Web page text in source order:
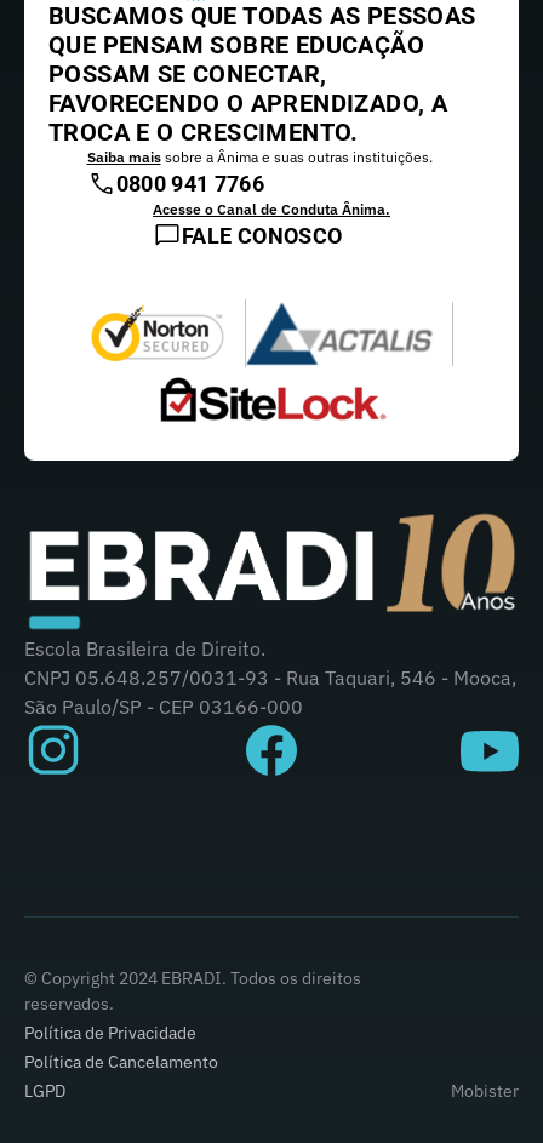
BUSCAMOS QUE TODAS AS PESSOAS
QUE PENSAM SOBRE EDUCAÇÃO
POSSAM SE CONECTAR,
FAVORECENDO O APRENDIZADO, A
TROCA E O CRESCIMENTO.
Saiba maissobre a Ânima e suas outras instituições.
0800 941 7766
Acesse o Canal de Conduta Ânima.
FALE CONOSCO
Escola Brasileira de Direito.
CNPJ 05.648.257/0031-93 - Rua Taquari, 546 - Mooca,
São Paulo/SP - CEP 03166-000
© Copyright 2024 EBRADI. Todos os direitos
reservados.
Política de Privacidade
Política de Cancelamento
LGPD
Mobister